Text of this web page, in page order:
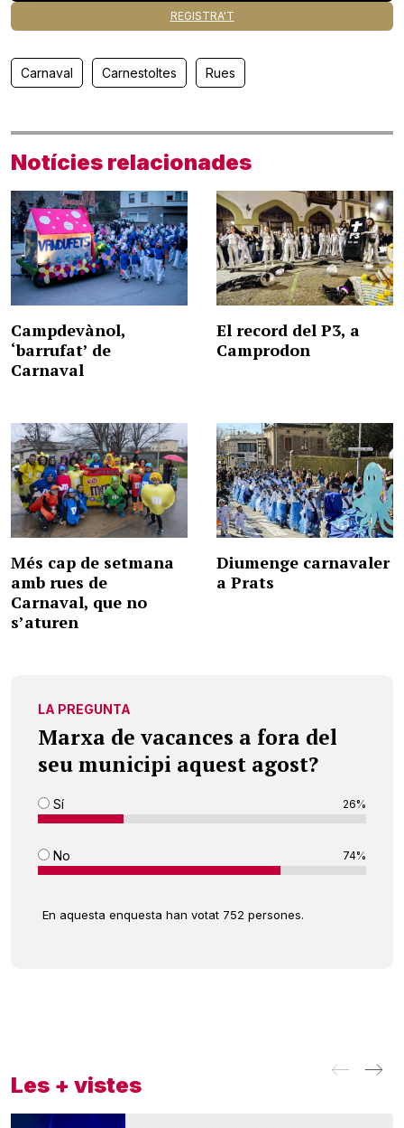
REGISTRA'T
Carnaval Carnestoltes Rues
Notícies relacionades
Campdevànol,
‘barrufat’ de
Carnaval
El record del P3, a
Camprodon
Més cap de setmana
amb rues de
Carnaval, que no
s’aturen
Diumenge carnavaler
a Prats
LA PREGUNTA
Marxa de vacances a fora del
seu municipi aquest agost?
Sí 26%
No 74%
En aquesta enquesta han votat 752 persones.
Les + vistes